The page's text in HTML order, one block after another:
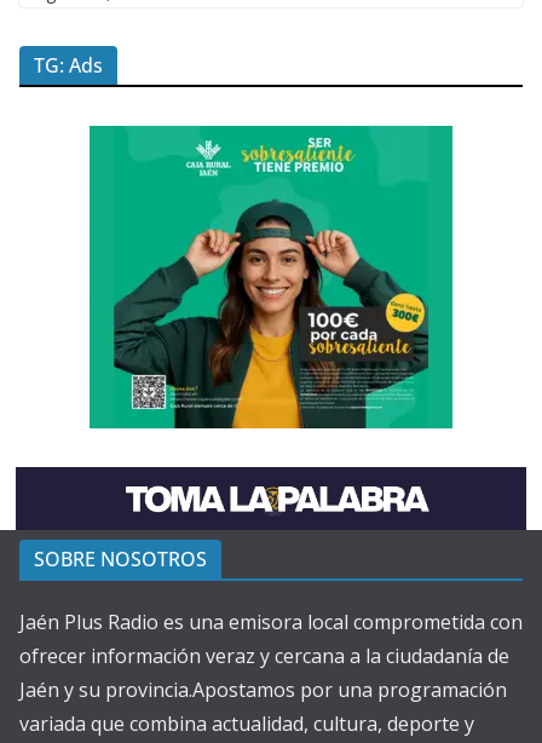
TG: Ads
SOBRE NOSOTROS
Jaén Plus Radio es una emisora local comprometida con
ofrecer información veraz y cercana a la ciudadanía de
Jaén y su provincia.Apostamos por una programación
variada que combina actualidad, cultura, deporte y